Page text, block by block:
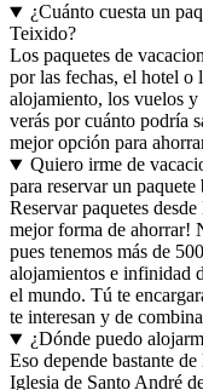
¿Cuánto cuesta un
Teixido?
Los paquetes de
por las fechas, el hotel o
alojamiento, los vuelos
verás por cuánto podría
mejor opción para
Quiero irme de
para reservar un paquete
Reservar paquetes
mejor forma de ahorrar!
pues tenemos más de
alojamientos e infinidad
el mundo. Tú te
te interesan y de
¿Dónde puedo
Eso depende bastante
Iglesia de Santo André